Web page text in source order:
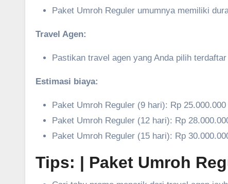
Paket Umroh Reguler umumnya memiliki
Travel Agen:
Pastikan travel agen yang Anda pilih
Estimasi biaya:
Paket Umroh Reguler (9 hari): Rp
Paket Umroh Reguler (12 hari): Rp
Paket Umroh Reguler (15 hari): Rp
Tips: | Paket Umroh